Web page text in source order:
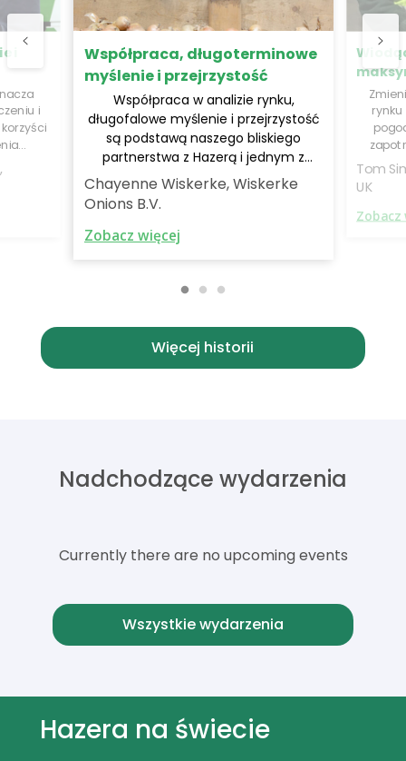
i
i
do
Współpraca, długoterminowe
myślenie i przejrzystość
Współpraca w analizie rynku,
długofalowe myślenie i przejrzystość
są podstawą naszego bliskiego
partnerstwa z Hazerą i jednym z
kluczy do naszego globalnego
sukcesu.
Chayenne Wiskerke, Wiskerke
Onions B.V.
Zobacz więcej
Tom
UK
Zobacz
Więcej historii
Nadchodzące wydarzenia
Currently there are no upcoming events
Wszystkie wydarzenia
Hazera na świecie